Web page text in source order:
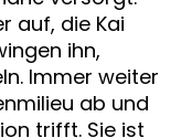
auf, die Kai
ihn,
Immer weiter
ab und
trifft. Sie ist